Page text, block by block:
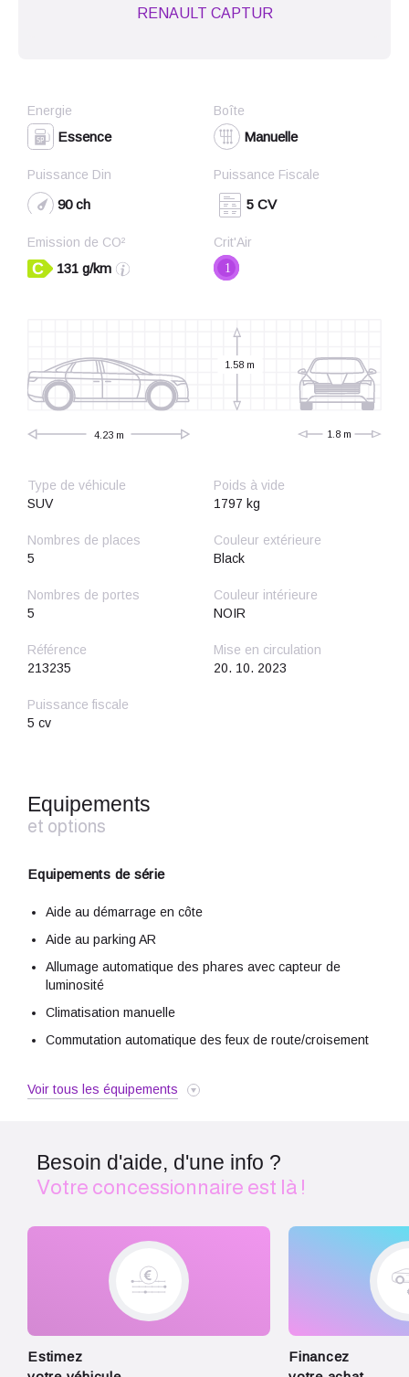
RENAULT CAPTUR
Energie
Essence
Boîte
Manuelle
Puissance Din
90 ch
Puissance Fiscale
5 CV
Emission de CO²
131 g/km
Crit'Air
1
4.23 m
1.58 m
1.8 m
Type de véhicule
SUV
Poids à vide
1797 kg
Nombres de places
5
Couleur extérieure
Black
Nombres de portes
5
Couleur intérieure
NOIR
Référence
213235
Mise en circulation
20. 10. 2023
Puissance fiscale
5 cv
Equipements
et options
Equipements de série
Aide au démarrage en côte
Aide au parking AR
Allumage automatique des phares avec capteur de
luminosité
Climatisation manuelle
Commutation automatique des feux de route/croisement
Feux de stop à LED
Airbag passager déconnectable
Alerte de survitesse avec reconnaissance des panneaux
de signalisation
Alerte distance de sécurité - Information dans tableau de
Alerte oubli des ceintures de sécurité aux 5 places
Voir tous les équipements
Besoin d'aide, d'une info ?
Votre concessionnaire est là !
Estimez
Financez